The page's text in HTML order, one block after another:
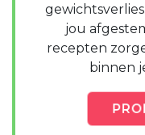
jou
recepten
binnen